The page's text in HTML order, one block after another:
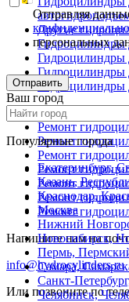
Другие
Гидроцилиндры
Гидроцилиндры
Гидроцилиндры
Гидроцилиндры
Ремонт
Ремонт
Ремонт
Ремонт
Ремонт
Ремонт
Ремонт
Ремонт
Напишите нам на
info@hydrocylinders.ru
Или позвоните по
Отправляя
персональных
Отправить
Ваш город
Популярные города
Екатеринбург,
Казань,
Краснодар,
Москва
Нижний
Новосибирск,
Пермь,
Самара,
Санкт-
Челябинск,